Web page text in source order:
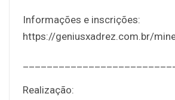
Informações e inscrições:
https://geniusxadrez.com.br/
Realização: